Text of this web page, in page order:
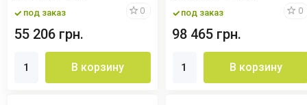
под заказ 0
55 206 грн.
В корзину
под заказ 0
98 465 грн.
В корзину